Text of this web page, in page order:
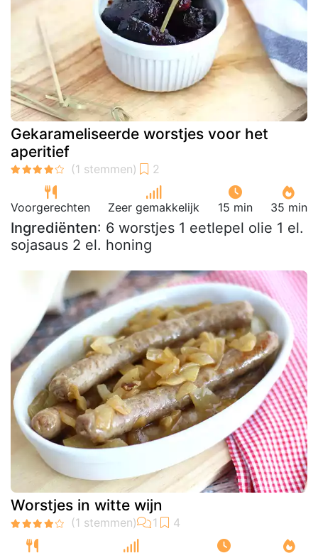
Gekarameliseerde worstjes voor het
aperitief
Voorgerechten Zeer gemakkelijk 15 min 35 min
Ingrediënten: 6 worstjes 1 eetlepel olie 1 el.
sojasaus 2 el. honing
Worstjes in witte wijn